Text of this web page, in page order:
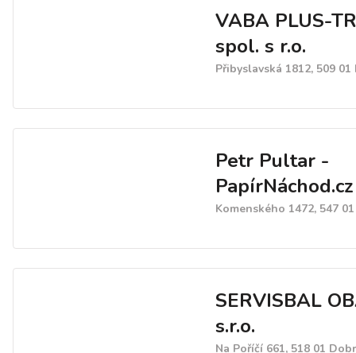
VABA PLUS-
spol. s r.o.
Přibyslavská 1812, 509 01
Petr Pultar -
PapírNáchod.cz
Komenského 1472, 547
SERVISBAL
s.r.o.
Na Poříčí 661, 518 01